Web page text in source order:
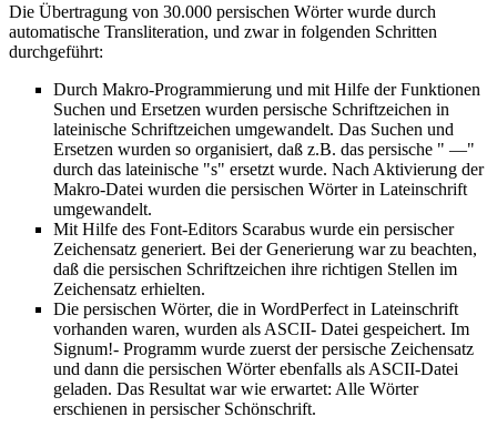
Die Übertragung von 30.000 persischen Wörter wurde durch
automatische Transliteration, und zwar in folgenden Schritten
durchgeführt:
Durch Makro-Programmierung und mit Hilfe der Funktionen
Suchen und Ersetzen wurden persische Schriftzeichen in
lateinische Schriftzeichen umgewandelt. Das Suchen und
Ersetzen wurden so organisiert, daß z.B. das persische " —"
durch das lateinische "s" ersetzt wurde. Nach Aktivierung der
Makro-Datei wurden die persischen Wörter in Lateinschrift
umgewandelt.
Mit Hilfe des Font-Editors Scarabus wurde ein persischer
Zeichensatz generiert. Bei der Generierung war zu beachten,
daß die persischen Schriftzeichen ihre richtigen Stellen im
Zeichensatz erhielten.
Die persischen Wörter, die in WordPerfect in Lateinschrift
vorhanden waren, wurden als ASCII- Datei gespeichert. Im
Signum!- Programm wurde zuerst der persische Zeichensatz
und dann die persischen Wörter ebenfalls als ASCII-Datei
geladen. Das Resultat war wie erwartet: Alle Wörter
erschienen in persischer Schönschrift.